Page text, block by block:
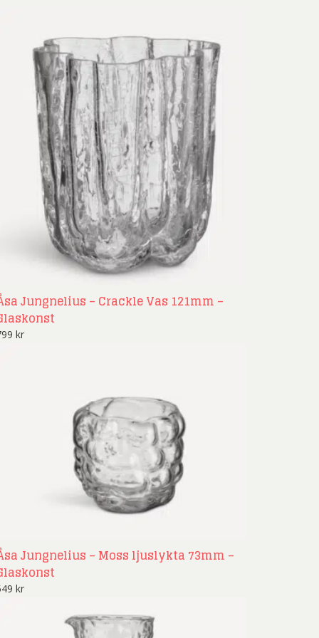
Jungnelius – Crackle Vas 121mm –
kr
Jungnelius – Moss ljuslykta 73mm –
kr